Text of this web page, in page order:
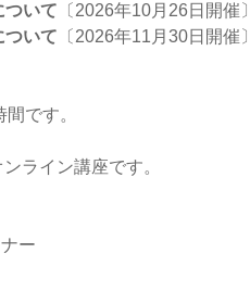
ついて 〔2026年10月26日開催〕
ついて 〔2026年11月30日開催〕
です。
ライン講座です。
ー